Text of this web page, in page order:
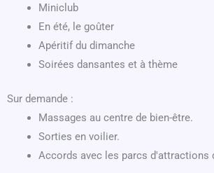
Miniclub
En été, le goûter
Apéritif du dimanche
Soirées dansantes et à thème
Sur demande :
Massages au centre de bien-être.
Sorties en voilier.
Accords avec les parcs d'attractions